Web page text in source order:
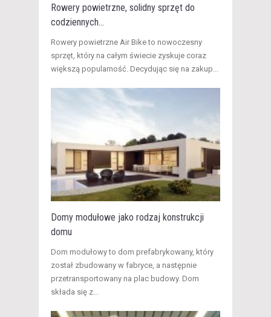
Rowery powietrzne, solidny sprzęt do
codziennych...
Rowery powietrzne Air Bike to nowoczesny
sprzęt, który na całym świecie zyskuje coraz
większą popularność. Decydując się na zakup...
Domy modułowe jako rodzaj konstrukcji
domu
Dom modułowy to dom prefabrykowany, który
został zbudowany w fabryce, a następnie
przetransportowany na plac budowy. Dom
składa się z...